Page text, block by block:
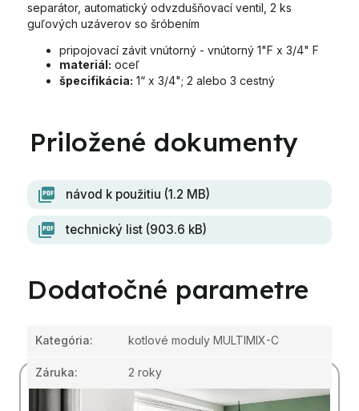
separátor, automatický odvzdušňovací ventil, 2 ks
guľových uzáverov so šróbením
pripojovací závit vnútorný - vnútorný 1"F x 3/4" F
materiál: oceľ
špecifikácia: 1“ x 3/4"; 2 alebo 3 cestný
návod k použitiu (1.2 MB)
technický list (903.6 kB)
Dodatočné parametre
Kategória: kotlové moduly MULTIMIX-C
Záruka: 2 roky